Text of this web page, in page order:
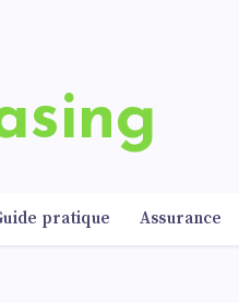
pratique Assurance